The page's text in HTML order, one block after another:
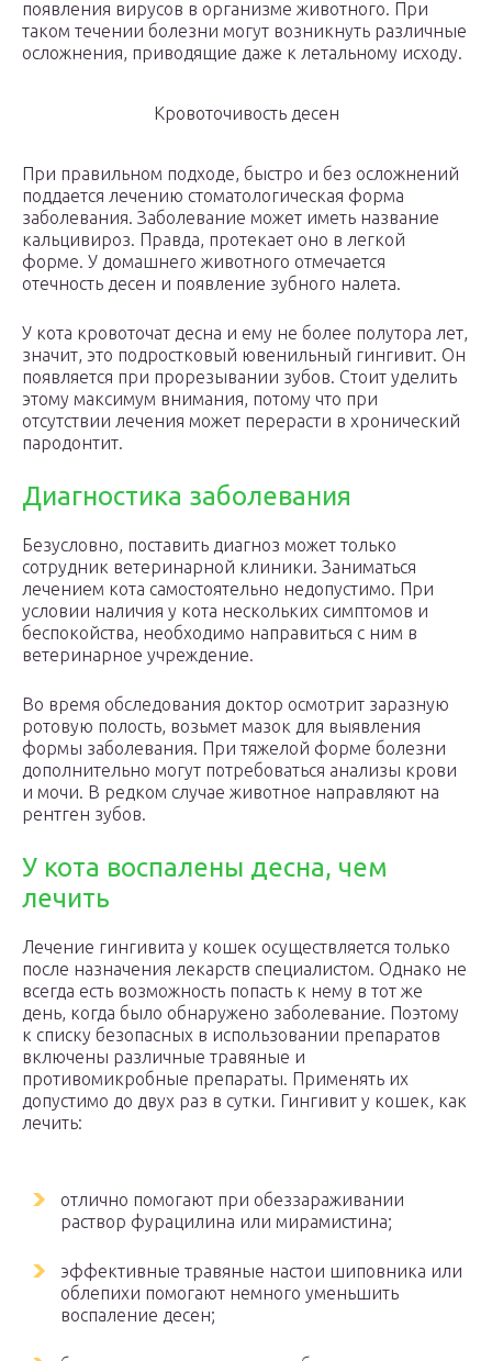
появления вирусов в организме животного. При
таком течении болезни могут возникнуть различные
осложнения, приводящие даже к летальному исходу.
Кровоточивость десен
При правильном подходе, быстро и без осложнений
поддается лечению стоматологическая форма
заболевания. Заболевание может иметь название
кальцивироз. Правда, протекает оно в легкой
форме. У домашнего животного отмечается
отечность десен и появление зубного налета.
У кота кровоточат десна и ему не более полутора лет,
значит, это подростковый ювенильный гингивит. Он
появляется при прорезывании зубов. Стоит уделить
этому максимум внимания, потому что при
отсутствии лечения может перерасти в хронический
пародонтит.
Диагностика заболевания
Безусловно, поставить диагноз может только
сотрудник ветеринарной клиники. Заниматься
лечением кота самостоятельно недопустимо. При
условии наличия у кота нескольких симптомов и
беспокойства, необходимо направиться с ним в
ветеринарное учреждение.
Во время обследования доктор осмотрит заразную
ротовую полость, возьмет мазок для выявления
формы заболевания. При тяжелой форме болезни
дополнительно могут потребоваться анализы крови
и мочи. В редком случае животное направляют на
рентген зубов.
У кота воспалены десна, чем
лечить
Лечение гингивита у кошек осуществляется только
после назначения лекарств специалистом. Однако не
всегда есть возможность попасть к нему в тот же
день, когда было обнаружено заболевание. Поэтому
к списку безопасных в использовании препаратов
включены различные травяные и
противомикробные препараты. Применять их
допустимо до двух раз в сутки. Гингивит у кошек, как
лечить:
отлично помогают при обеззараживании
раствор фурацилина или мирамистина;
эффективные травяные настои шиповника или
облепихи помогают немного уменьшить
воспаление десен;